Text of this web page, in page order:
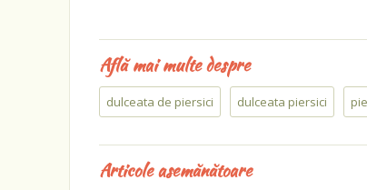
Află mai multe despre
dulceata de piersici dulceata piersici
Articole asemănătoare